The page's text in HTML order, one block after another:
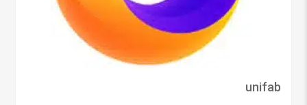
unifab